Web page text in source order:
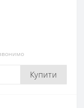
Купити